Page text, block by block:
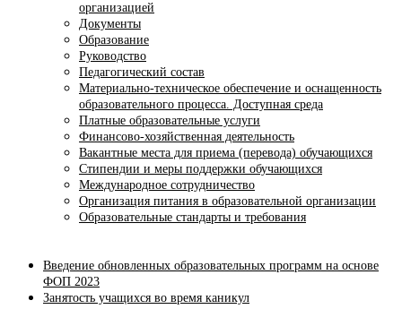
организацией
Документы
Образование
Руководство
Педагогический состав
Материально-техническое обеспечение и оснащенность
образовательного процесса. Доступная среда
Платные образовательные услуги
Финансово-хозяйственная деятельность
Вакантные места для приема (перевода) обучающихся
Стипендии и меры поддержки обучающихся
Международное сотрудничество
Организация питания в образовательной организации
Образовательные стандарты и требования
Введение обновленных образовательных программ на основе
ФОП 2023
Занятость учащихся во время каникул